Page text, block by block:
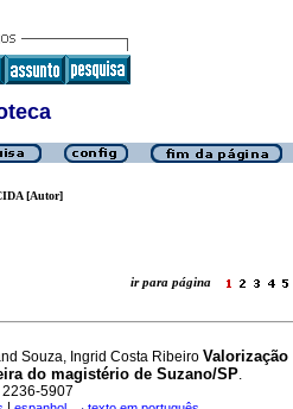
[Autor]
ir para página
Souza, Ingrid Costa Ribeiro Valorização
do magistério de Suzano/SP.
2236-5907